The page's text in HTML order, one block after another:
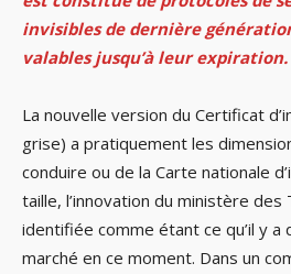
invisibles de dernière
valables jusqu’à leur expiration.
La nouvelle version du Certificat
grise) a pratiquement les
conduire ou de la Carte nationale
taille, l’innovation du ministère
identifiée comme étant ce qu’il y a
marché en ce moment. Dans un